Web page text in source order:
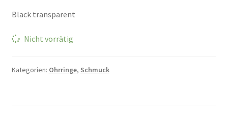
Black transparent
Nicht vorrätig
Kategorien: Ohrringe, Schmuck